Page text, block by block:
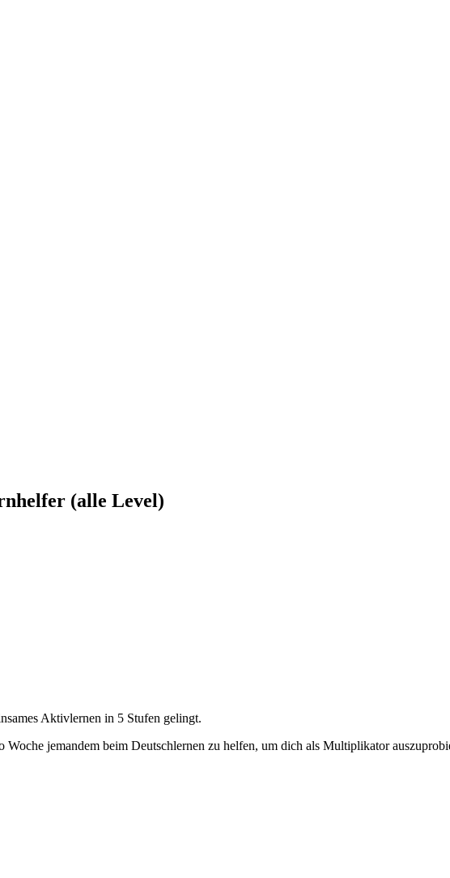
(alle Level)
Aktivlernen in 5 Stufen gelingt.
jemandem beim Deutschlernen zu helfen, um dich als Multiplikator